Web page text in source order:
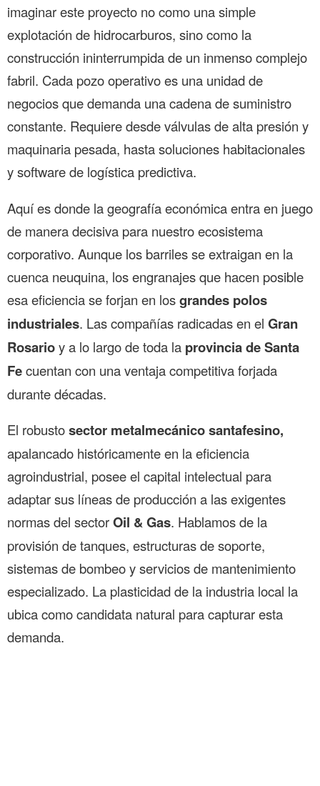
imaginar este proyecto no como una simple
explotación de hidrocarburos, sino como la
construcción ininterrumpida de un inmenso complejo
fabril. Cada pozo operativo es una unidad de
negocios que demanda una cadena de suministro
constante. Requiere desde válvulas de alta presión y
maquinaria pesada, hasta soluciones habitacionales
y software de logística predictiva.
Aquí es donde la geografía económica entra en juego
de manera decisiva para nuestro ecosistema
corporativo. Aunque los barriles se extraigan en la
cuenca neuquina, los engranajes que hacen posible
esa eficiencia se forjan en losgrandes polos
industriales. Las compañías radicadas en el Gran
Rosarioy a lo largo de toda la provincia de Santa
Fecuentan con una ventaja competitiva forjada
durante décadas.
El robustosector metalmecánico santafesino,
apalancado históricamente en la eficiencia
agroindustrial, posee el capital intelectual para
adaptar sus líneas de producción a las exigentes
normas del sectorOil & Gas. Hablamos de la
provisión de tanques, estructuras de soporte,
sistemas de bombeo y servicios de mantenimiento
especializado. La plasticidad de la industria local la
ubica como candidata natural para capturar esta
demanda.